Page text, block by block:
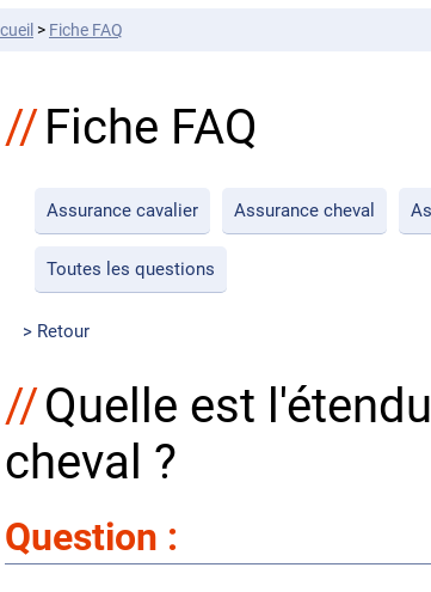
> Fiche FAQ
Fiche FAQ
Assurance cavalier Assurance cheval
Toutes les questions
Retour
Quelle est
cheval ?
Question :